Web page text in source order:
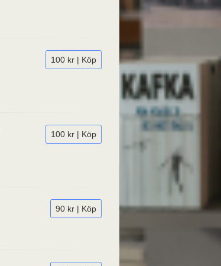
100 kr | Köp
100 kr | Köp
90 kr | Köp